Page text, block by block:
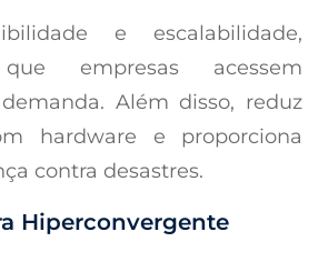
e escalabilidade,
empresas acessem
Além disso, reduz
hardware e proporciona
contra desastres.
Hiperconvergente